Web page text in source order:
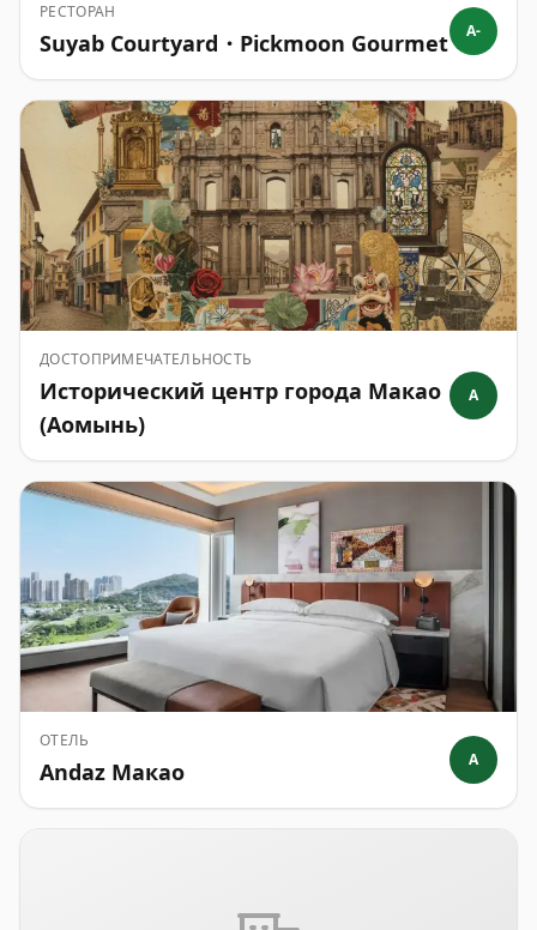
РЕСТОРАН
Suyab Courtyard・Pickmoon Gourmet A-
ДОСТОПРИМЕЧАТЕЛЬНОСТЬ
Исторический центр города Макао
(Аомынь)
A
ОТЕЛЬ
Andaz Макао A